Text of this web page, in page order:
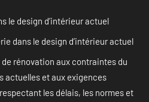
le design d’intérieur actuel
dans le design d’intérieur actuel
rénovation aux contraintes du
actuelles et aux exigences
les délais, les normes et